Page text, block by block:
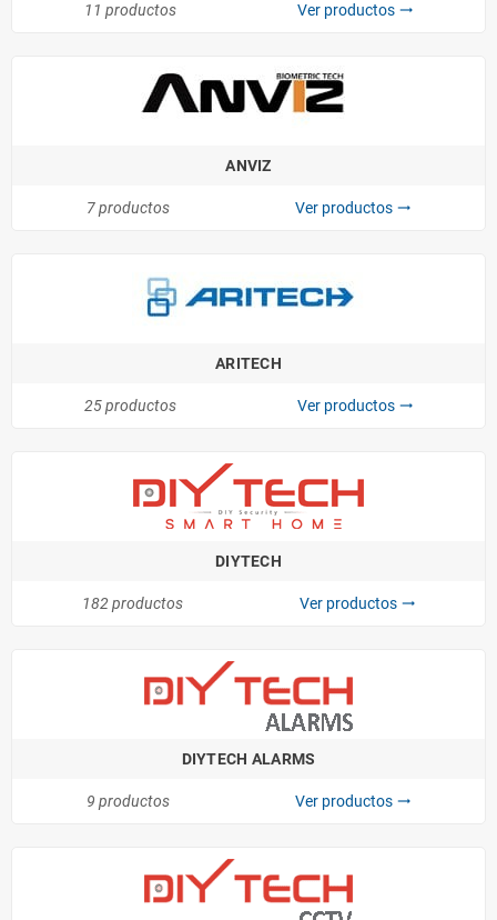
11 productos Ver productos trending_flat
ANVIZ
7 productos Ver productos trending_flat
ARITECH
25 productos Ver productos trending_flat
DIYTECH
182 productos Ver productos trending_flat
DIYTECH ALARMS
9 productos Ver productos trending_flat